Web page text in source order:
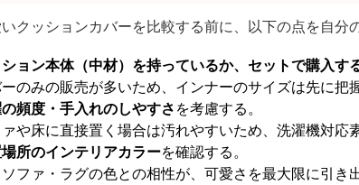
クッションカバーを比較する前に、以下の点を自分
ョン本体（中材）を持っているか、セットで購入す
のみの販売が多いため、インナーのサイズは先に把
頻度・手入れのしやすさを考慮する。
や床に直接置く場合は汚れやすいため、洗濯機対応
所のインテリアカラーを確認する。
ファ・ラグの色との相性が、可愛さを最大限に引き